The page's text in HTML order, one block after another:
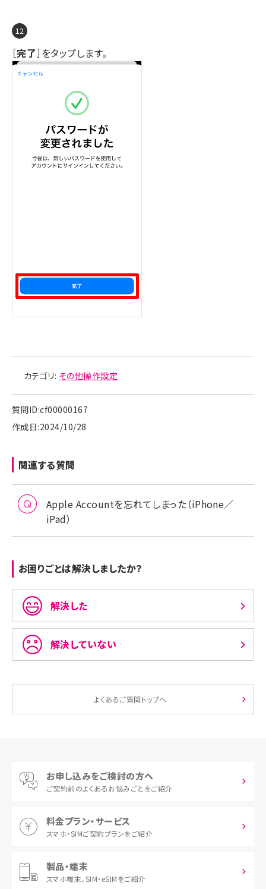
［完了］をタップします。
カテゴリ: その他操作設定
質問ID:cf00000167
作成日:2024/10/28
関連する質問
Apple Accountを忘れてしまった（iPhone／
iPad）
お困りごとは解決しましたか？
解決した
解決していない
よくあるご質問トップへ
お申し込みをご検討の方へ
ご契約前のよくあるお悩みごとをご紹介
料金プラン・サービス
スマホ・SIMご契約プランをご紹介
製品・端末
スマホ端末、SIM・eSIMをご紹介